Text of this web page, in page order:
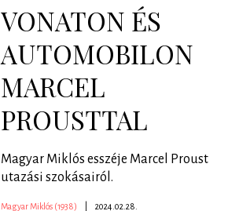
VONATON ÉS
AUTOMOBILON
MARCEL
PROUSTTAL
Magyar Miklós esszéje Marcel Proust
utazási szokásairól.
Magyar Miklós (1938) 2024.02.28.